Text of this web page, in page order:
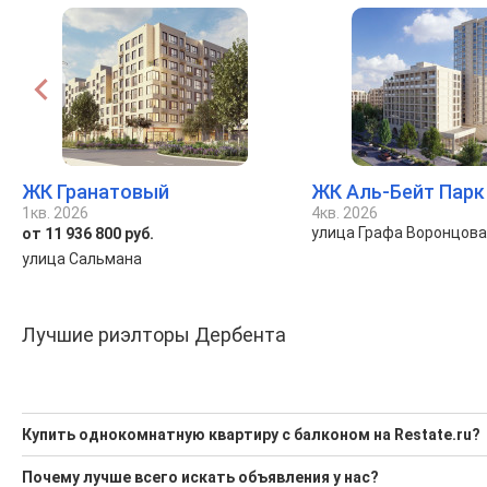
ЖК Гранатовый
1кв. 2026
от 11 936 800 руб.
улица Сальмана
ЖК Аль-Бейт Парк
4кв. 2026
улица Графа Воронцова
Лучшие риэлторы Дербента
Купить однокомнатную квартиру с балконом на Restate.ru?
Ищите, как Купить однокомнатную квартиру с балконом?
Почему лучше всего искать объявления у нас?